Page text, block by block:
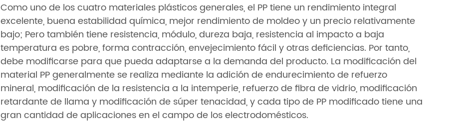
Como uno de los cuatro materiales plásticos generales, el PP tiene un rendimiento integral
excelente, buena estabilidad química, mejor rendimiento de moldeo y un precio relativamente
bajo; Pero también tiene resistencia, módulo, dureza baja, resistencia al impacto a baja
temperatura es pobre, forma contracción, envejecimiento fácil y otras deficiencias. Por tanto,
debe modificarse para que pueda adaptarse a la demanda del producto. La modificación del
material PP generalmente se realiza mediante la adición de endurecimiento de refuerzo
mineral, modificación de la resistencia a la intemperie, refuerzo de fibra de vidrio, modificación
retardante de llama y modificación de súper tenacidad, y cada tipo de PP modificado tiene una
gran cantidad de aplicaciones en el campo de los electrodomésticos.